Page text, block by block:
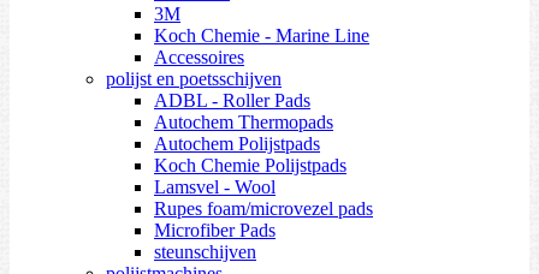
3M
Koch Chemie - Marine Line
Accessoires
polijst en poetsschijven
ADBL - Roller Pads
Autochem Thermopads
Autochem Polijstpads
Koch Chemie Polijstpads
Lamsvel - Wool
Rupes foam/microvezel pads
Microfiber Pads
steunschijven